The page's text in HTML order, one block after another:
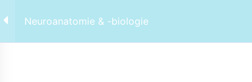
Neuroanatomie & -biologie
Human Sciences GmbH